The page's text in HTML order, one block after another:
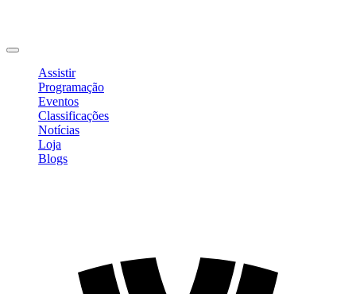
Assistir
Programação
Eventos
Classificações
Notícias
Loja
Blogs